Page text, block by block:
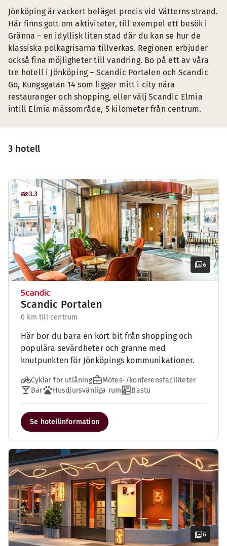
3 hotell
6
3.3
Scandic Portalen
0 km till centrum
Här bor du bara en kort bit från shopping och
populära sevärdheter och granne med
knutpunkten för Jönköpings kommunikationer.
Cyklar för utlåning
Mötes-/konferensfaciliteter
Bar
Husdjursvänliga rum Bastu
Se hotellinformation
6
Jönköping är vackert beläget precis vid Vätterns strand.
Här finns gott om aktiviteter, till exempel ett besök i
Gränna – en idyllisk liten stad där du kan se hur de
klassiska polkagrisarna tillverkas. Regionen erbjuder
också fina möjligheter till vandring. Bo på ett av våra
tre hotell i Jönköping – Scandic Portalen och Scandic
Go, Kungsgatan 14 som ligger mitt i city nära
restauranger och shopping, eller välj Scandic Elmia
intill Elmia mässområde, 5 kilometer från centrum.